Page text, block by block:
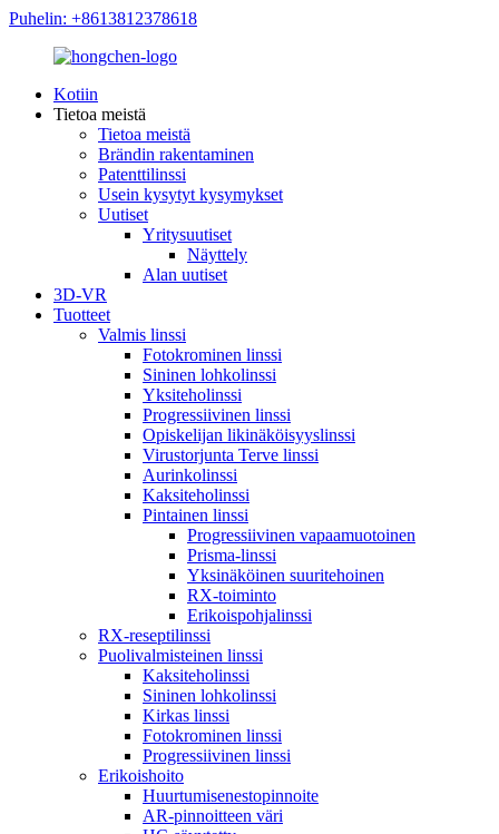
Puhelin: +8613812378618
Kotiin
Tietoa meistä
Tietoa meistä
Brändin rakentaminen
Patenttilinssi
Usein kysytyt kysymykset
Uutiset
Yritysuutiset
Näyttely
Alan uutiset
3D-VR
Tuotteet
Valmis linssi
Fotokrominen linssi
Sininen lohkolinssi
Yksiteholinssi
Progressiivinen linssi
Opiskelijan likinäköisyyslinssi
Virustorjunta Terve linssi
Aurinkolinssi
Kaksiteholinssi
Pintainen linssi
Progressiivinen vapaamuotoinen
Prisma-linssi
Yksinäköinen suuritehoinen
RX-toiminto
Erikoispohjalinssi
RX-reseptilinssi
Puolivalmisteinen linssi
Kaksiteholinssi
Sininen lohkolinssi
Kirkas linssi
Fotokrominen linssi
Progressiivinen linssi
Erikoishoito
Huurtumisenestopinnoite
AR-pinnoitteen väri